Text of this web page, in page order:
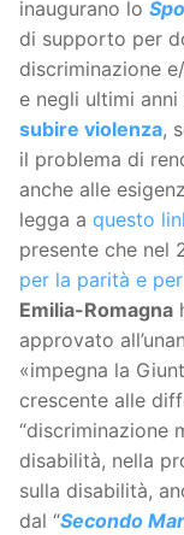
inaugurano lo
di supporto per
discriminazione
e negli ultimi anni
subire violenza,
il problema di
anche alle
legga a questo
presente che nel
per la parità e
Emilia-Romagna
approvato
«impegna la
crescente alle
“discriminazione
disabilità, nella
sulla disabilità,
dal “Secondo